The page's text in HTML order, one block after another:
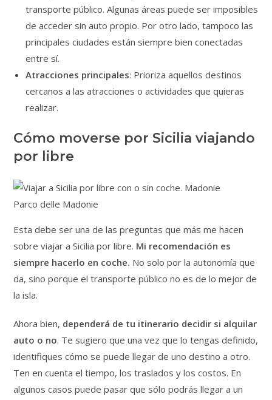
transporte público. Algunas áreas puede ser imposibles
de acceder sin auto propio. Por otro lado, tampoco las
principales ciudades están siempre bien conectadas
entre sí.
Atracciones principales: Prioriza aquellos destinos
cercanos a las atracciones o actividades que quieras
realizar.
Cómo moverse por Sicilia viajando
por libre
Parco delle Madonie
Esta debe ser una de las preguntas que más me hacen
sobre viajar a Sicilia por libre. Mi recomendación es
siempre hacerlo en coche. No solo por la autonomía que
da, sino porque el transporte público no es de lo mejor de
la isla.
Ahora bien, dependerá de tu itinerario decidir si alquilar
auto o no. Te sugiero que una vez que lo tengas definido,
identifiques cómo se puede llegar de uno destino a otro.
Ten en cuenta el tiempo, los traslados y los costos. En
algunos casos puede pasar que sólo podrás llegar a un